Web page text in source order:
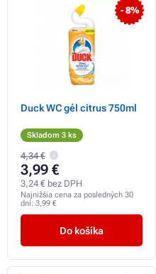
- 8%
Duck WC gél citrus 750ml
Skladom 3 ks
4,34 €
3,99 €
3,24 € bez DPH
Najnižšia cena za posledných 30
dní: 3,99 €
Do košíka